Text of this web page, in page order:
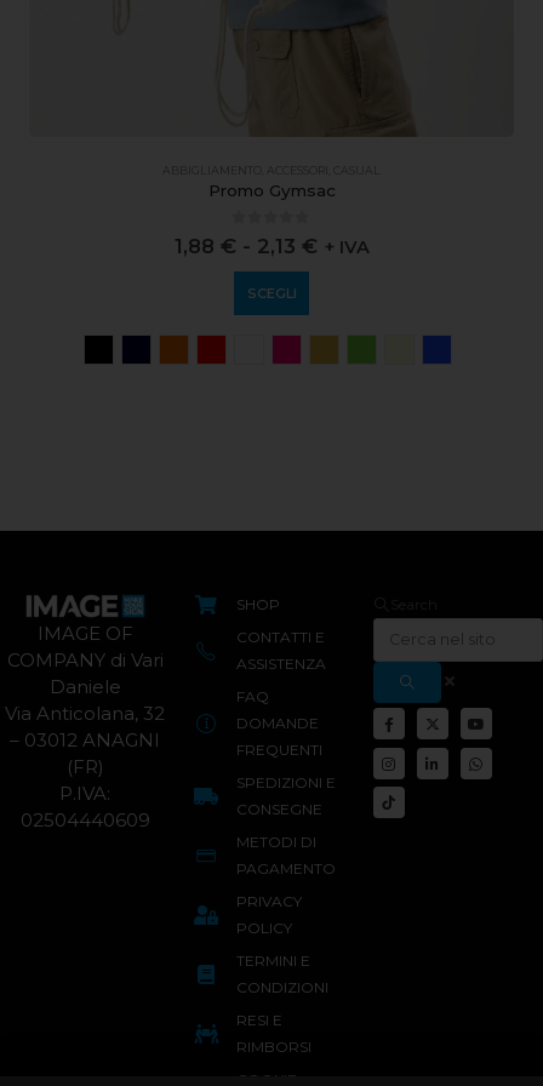
ABBIGLIAMENTO ACCESSORI CASUAL
Promo Gymsac
0 out of 5
1,88 € - 2,13 € + IVA
SCEGLI
IMAGE OF
COMPANY di Vari
Daniele
Via Anticolana, 32
– 03012 ANAGNI
(FR)
P.IVA:
02504440609
SHOP
CONTATTI E
ASSISTENZA
FAQ
DOMANDE
FREQUENTI
SPEDIZIONI E
CONSEGNE
METODI DI
PAGAMENTO
PRIVACY
POLICY
TERMINI E
CONDIZIONI
RESI E
RIMBORSI
COOKIE